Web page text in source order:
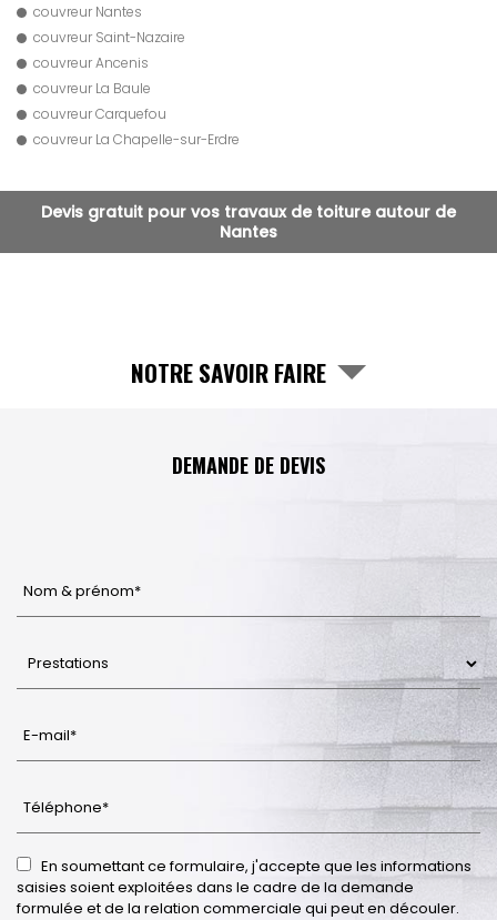
couvreur Nantes
couvreur Saint-Nazaire
couvreur Ancenis
couvreur La Baule
couvreur Carquefou
couvreur La Chapelle-sur-Erdre
Devis gratuit pour vos travaux de toiture autour de
Nantes
NOTRE SAVOIR FAIRE
DEMANDE DE DEVIS
En soumettant ce formulaire, j'accepte que les informations
saisies soient exploitées dans le cadre de la demande
formulée et de la relation commerciale qui peut en découler.